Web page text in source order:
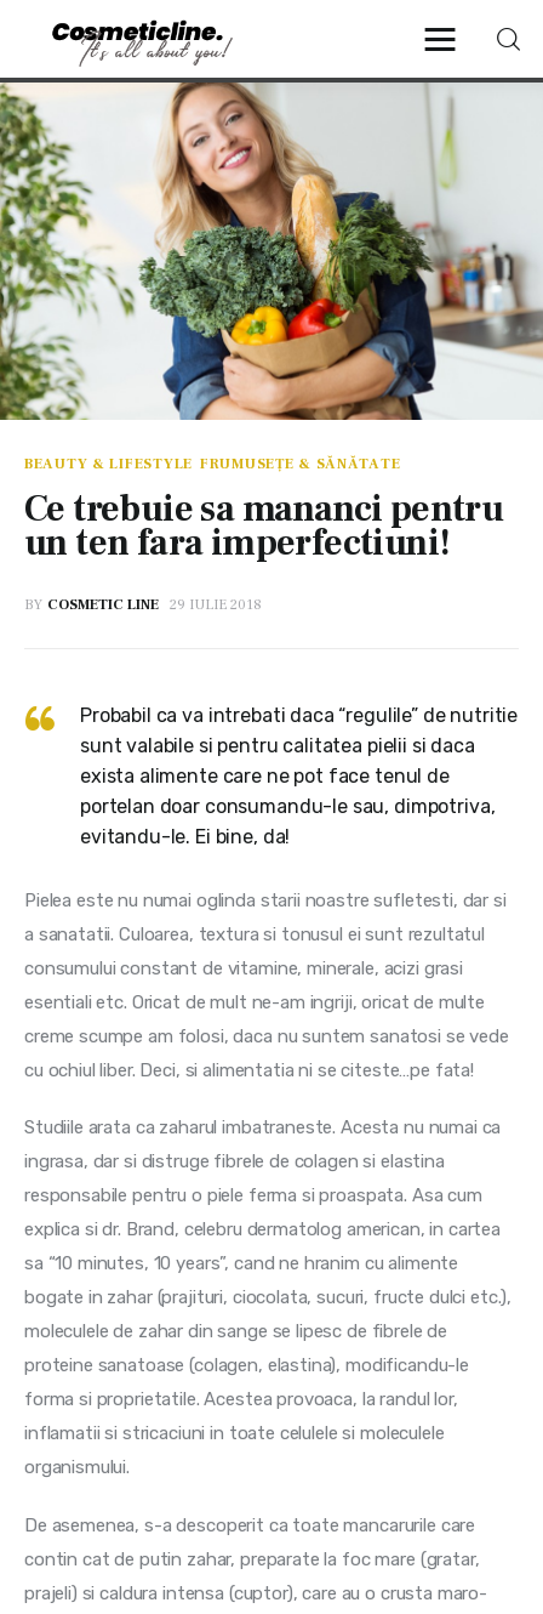
CosmeticLine.
It's all about you!
Frumusețe & Sănătate
Beauty & LifeStyle
Cosmetică Medicală
Anti Aging Medicine
BEAUTY & LIFESTYLE FRUMUSEȚE & SĂNĂTATE
Ce trebuie sa mananci pentru
un ten fara imperfectiuni!
BY COSMETIC LINE 29 IULIE 2018
Probabil ca va intrebati daca “regulile” de nutritie
sunt valabile si pentru calitatea pielii si daca
exista alimente care ne pot face tenul de
portelan doar consumandu-le sau, dimpotriva,
evitandu-le. Ei bine, da!
Pielea este nu numai oglinda starii noastre sufletesti, dar si
a sanatatii. Culoarea, textura si tonusul ei sunt rezultatul
consumului constant de vitamine, minerale, acizi grasi
esentiali etc. Oricat de mult ne-am ingriji, oricat de multe
creme scumpe am folosi, daca nu suntem sanatosi se vede
cu ochiul liber. Deci, si alimentatia ni se citeste…pe fata!
Studiile arata ca zaharul imbatraneste. Acesta nu numai ca
ingrasa, dar si distruge fibrele de colagen si elastina
responsabile pentru o piele ferma si proaspata. Asa cum
explica si dr. Brand, celebru dermatolog american, in cartea
sa “10 minutes, 10 years”, cand ne hranim cu alimente
bogate in zahar (prajituri, ciocolata, sucuri, fructe dulci etc.),
moleculele de zahar din sange se lipesc de fibrele de
proteine sanatoase (colagen, elastina), modificandu-le
forma si proprietatile. Acestea provoaca, la randul lor,
inflamatii si stricaciuni in toate celulele si moleculele
organismului.
De asemenea, s-a descoperit ca toate mancarurile care
contin cat de putin zahar, preparate la foc mare (gratar,
prajeli) si caldura intensa (cuptor), care au o crusta maro-